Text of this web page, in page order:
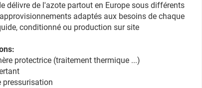
délivre de l'azote partout en Europe sous différents
adaptés aux besoins de chaque
conditionné ou production sur site
protectrice (traitement thermique ...)
pressurisation